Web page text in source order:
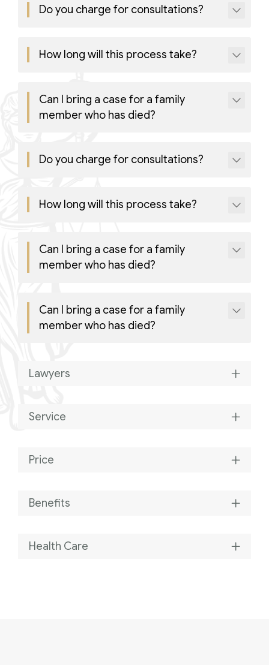
Consulenza del Lavoro
Press
Articoli di giornale
Pubblicazioni
Fiscalità internazionale
Guida alla contabilità e bilancio
Editore Euroconference
Contatti
Do you charge for consultations?
How long will this process take?
Can I bring a case for a family
member who has died?
Do you charge for consultations?
How long will this process take?
Can I bring a case for a family
member who has died?
Can I bring a case for a family
member who has died?
Lawyers
Service
Price
Benefits
Health Care